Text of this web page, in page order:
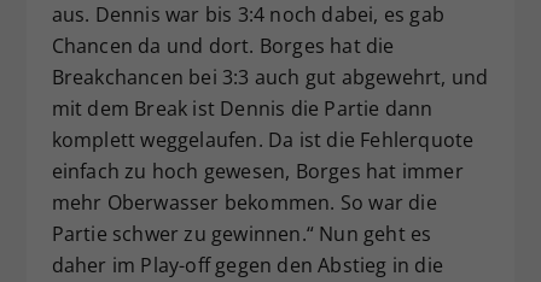
aus. Dennis war bis 3:4 noch dabei, es gab
Chancen da und dort. Borges hat die
Breakchancen bei 3:3 auch gut abgewehrt, und
mit dem Break ist Dennis die Partie dann
komplett weggelaufen. Da ist die Fehlerquote
einfach zu hoch gewesen, Borges hat immer
mehr Oberwasser bekommen. So war die
Partie schwer zu gewinnen.“ Nun geht es
daher im Play-off gegen den Abstieg in die